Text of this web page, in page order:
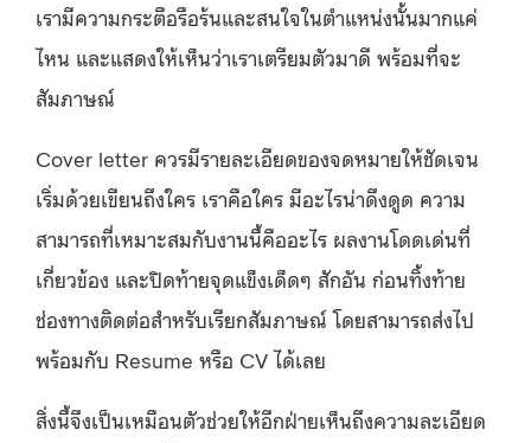
เรามีความกระตือรือร้นและสนใจในตำแหน่งนั้นมากแค่
ไหน และแสดงให้เห็นว่าเราเตรียมตัวมาดี พร้อมที่จะ
สัมภาษณ์
Cover letter ควรมีรายละเอียดของจดหมายให้ชัดเจน
เริ่มด้วยเขียนถึงใคร เราคือใคร มีอะไรน่าดึงดูด ความ
สามารถที่เหมาะสมกับงานนี้คืออะไร ผลงานโดดเด่นที่
เกี่ยวข้อง และปิดท้ายจุดแข็งเด็ดๆ สักอัน ก่อนทิ้งท้าย
ช่องทางติดต่อสำหรับเรียกสัมภาษณ์ โดยสามารถส่งไป
พร้อมกับ Resume หรือ CV ได้เลย
สิ่งนี้จึงเป็นเหมือนตัวช่วยให้อีกฝ่ายเห็นถึงความละเอียด